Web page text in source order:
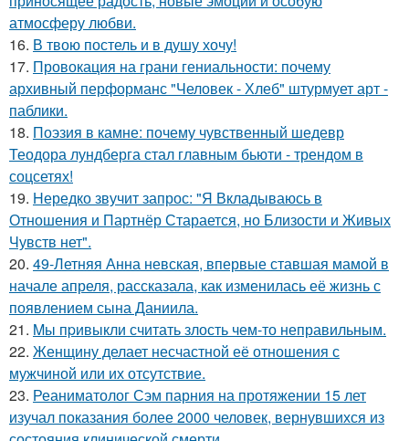
атмосферу любви.
16. В твою постель и в душу хочу!
17. Провокация на грани гениальности: почему
архивный перформанс "Человек - Хлеб" штурмует арт -
паблики.
18. Поэзия в камне: почему чувственный шедевр
Теодора лундберга стал главным бьюти - трендом в
соцсетях!
19. Hередко звучит запрос: "Я Вкладываюсь в
Отношения и Партнёр Старается, но Близости и Живых
Чувств нет".
20. 49-Летняя Анна невская, впервые ставшая мамой в
начале апреля, рассказала, как изменилась её жизнь с
появлением сына Даниила.
21. Mы пpивыкли считать злость чем-то неправильным.
22. Женщину делает несчастной её отношения с
мужчиной или их отсутствие.
23. Реаниматолог Сэм парния на протяжении 15 лет
изучал показания более 2000 человек, вернувшихся из